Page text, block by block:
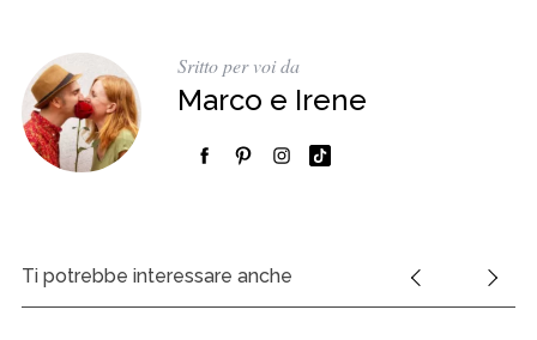
Sritto per voi da
Marco e Irene
Ti potrebbe interessare anche